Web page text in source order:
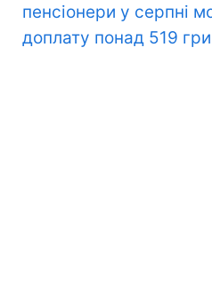
пенсіонери у серпні
доплату понад 519